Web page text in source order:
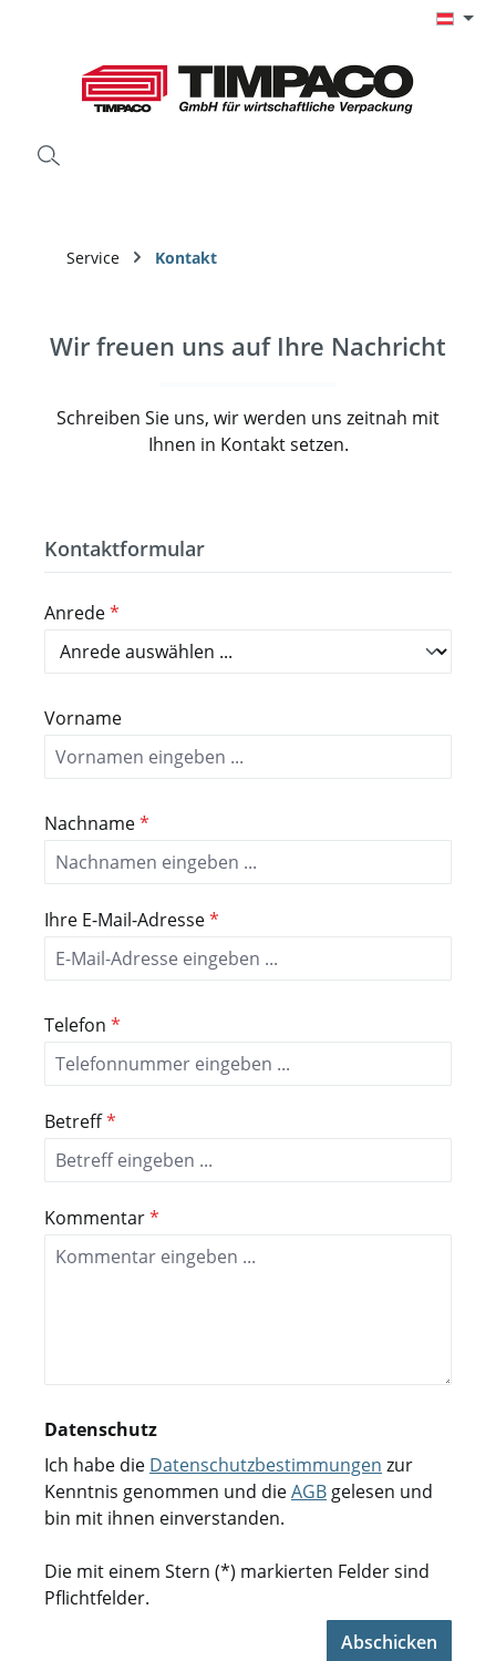
Service Kontakt
Wir freuen uns auf Ihre Nachricht
Schreiben Sie uns, wir werden uns zeitnah mit
Ihnen in Kontakt setzen.
Kontaktformular
Anrede*
Vorname
Nachname*
Ihre E-Mail-Adresse*
Telefon *
Betreff*
Kommentar*
Datenschutz
Ich habe die Datenschutzbestimmungen zur
Kenntnis genommen und dieAGB gelesen und
bin mit ihnen einverstanden.
Die mit einem Stern (*) markierten Felder sind
Pflichtfelder.
Abschicken